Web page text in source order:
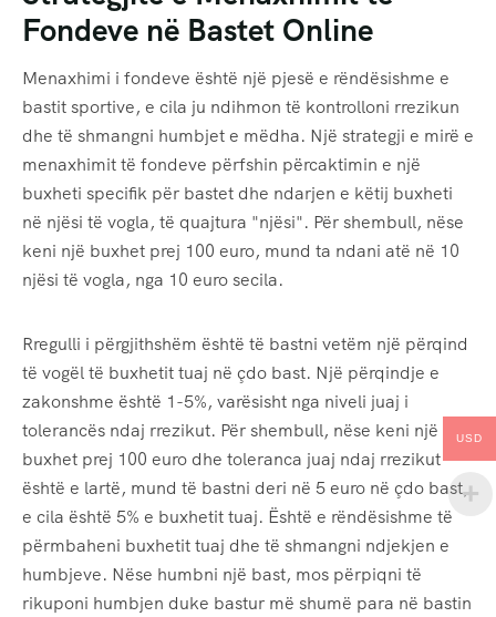
Fondeve në Bastet Online
Menaxhimi i fondeve është një pjesë e rëndësishme e
bastit sportive, e cila ju ndihmon të kontrolloni rrezikun
dhe të shmangni humbjet e mëdha. Një strategji e mirë e
menaxhimit të fondeve përfshin përcaktimin e një
buxheti specifik për bastet dhe ndarjen e këtij buxheti
në njësi të vogla, të quajtura "njësi". Për shembull, nëse
keni një buxhet prej 100 euro, mund ta ndani atë në 10
njësi të vogla, nga 10 euro secila.
Rregulli i përgjithshëm është të bastni vetëm një përqind
të vogël të buxhetit tuaj në çdo bast. Një përqindje e
zakonshme është 1-5%, varësisht nga niveli juaj i
tolerancës ndaj rrezikut. Për shembull, nëse keni një
buxhet prej 100 euro dhe toleranca juaj ndaj rrezikut
është e lartë, mund të bastni deri në 5 euro në çdo bast,
e cila është 5% e buxhetit tuaj. Është e rëndësishme të
përmbaheni buxhetit tuaj dhe të shmangni ndjekjen e
humbjeve. Nëse humbni një bast, mos përpiqni të
rikuponi humbjen duke bastur më shumë para në bastin
USD